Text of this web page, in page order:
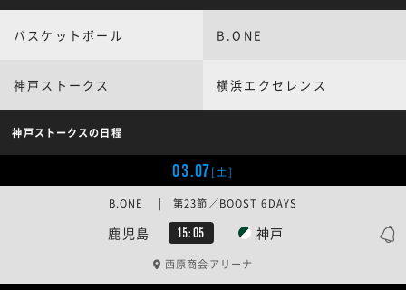
バスケットボール B.ONE
神戸ストークス 横浜エクセレンス
神戸ストークスの日程
03.07[土]
鹿児島 15:05 神戸
B.ONE | 第23節／BOOST 6DAYS
西原商会アリーナ